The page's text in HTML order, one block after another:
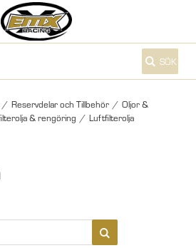
SÖK
/ Reservdelar och Tillbehör / Oljor &
& rengöring / Luftfilterolja